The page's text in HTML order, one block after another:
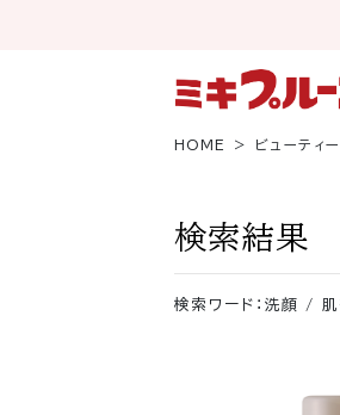
HOME ビューティ
検索結果
検索ワード：洗顔 /